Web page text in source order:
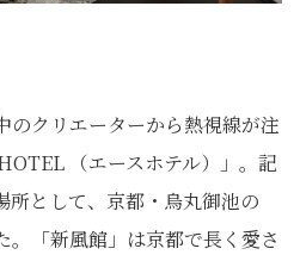
のクリエーターから熱視線が注
（エースホテル）」。記
所として、京都・烏丸御池の
。「新風館」は京都で長く愛さ